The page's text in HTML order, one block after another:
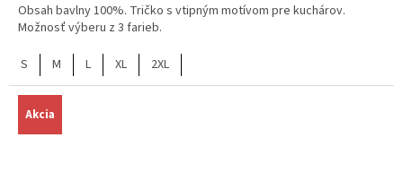
Obsah bavlny 100%. Tričko s vtipným motívom pre kuchárov.
Možnosť výberu z 3 farieb.
S M L XL 2XL
Akcia